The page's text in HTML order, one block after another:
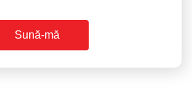
Sună-mă